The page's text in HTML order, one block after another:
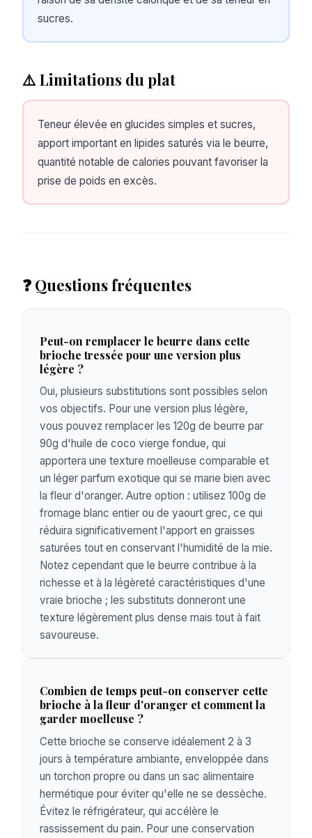
sucres.
⚠️ Limitations du plat
Teneur élevée en glucides simples et sucres,
apport important en lipides saturés via le beurre,
quantité notable de calories pouvant favoriser la
prise de poids en excès.
❓ Questions fréquentes
Peut-on remplacer le beurre dans cette
brioche tressée pour une version plus
légère ?
Oui, plusieurs substitutions sont possibles selon
vos objectifs. Pour une version plus légère,
vous pouvez remplacer les 120g de beurre par
90g d'huile de coco vierge fondue, qui
apportera une texture moelleuse comparable et
un léger parfum exotique qui se marie bien avec
la fleur d'oranger. Autre option : utilisez 100g de
fromage blanc entier ou de yaourt grec, ce qui
réduira significativement l'apport en graisses
saturées tout en conservant l'humidité de la mie.
Notez cependant que le beurre contribue à la
richesse et à la légèreté caractéristiques d'une
vraie brioche ; les substituts donneront une
texture légèrement plus dense mais tout à fait
savoureuse.
Combien de temps peut-on conserver cette
brioche à la fleur d'oranger et comment la
garder moelleuse ?
Cette brioche se conserve idéalement 2 à 3
jours à température ambiante, enveloppée dans
un torchon propre ou dans un sac alimentaire
hermétique pour éviter qu'elle ne se dessèche.
Évitez le réfrigérateur, qui accélère le
rassissement du pain. Pour une conservation